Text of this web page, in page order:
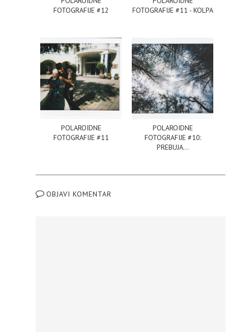
FOTOGRAFIJE #12
FOTOGRAFIJE #11 - KOLPA
POLAROIDNE
FOTOGRAFIJE #11
POLAROIDNE
FOTOGRAFIJE #10:
PREBUJA...
OBJAVI KOMENTAR